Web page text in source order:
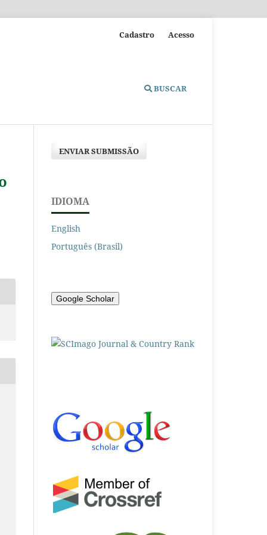
BUSCAR
Cadastro Acesso
ENVIAR SUBMISSÃO
IDIOMA
English
Português (Brasil)
Google Scholar